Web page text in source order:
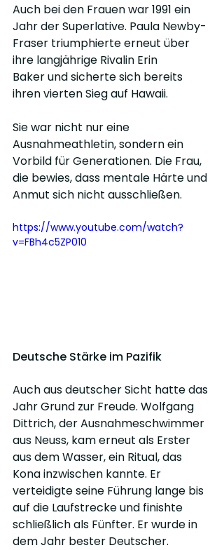
Auch bei den Frauen war 1991 ein
Jahr der Superlative. Paula Newby-
Fraser triumphierte erneut über
ihre langjährige Rivalin Erin
Baker und sicherte sich bereits
ihren vierten Sieg auf Hawaii.
Sie war nicht nur eine
Ausnahmeathletin, sondern ein
Vorbild für Generationen. Die Frau,
die bewies, dass mentale Härte und
Anmut sich nicht ausschließen.
https://www.youtube.com/watch?
v=FBh4c5ZP010
Deutsche Stärke im Pazifik
Auch aus deutscher Sicht hatte das
Jahr Grund zur Freude. Wolfgang
Dittrich, der Ausnahmeschwimmer
aus Neuss, kam erneut als Erster
aus dem Wasser, ein Ritual, das
Kona inzwischen kannte. Er
verteidigte seine Führung lange bis
auf die Laufstrecke und finishte
schließlich als Fünfter. Er wurde in
dem Jahr bester Deutscher.